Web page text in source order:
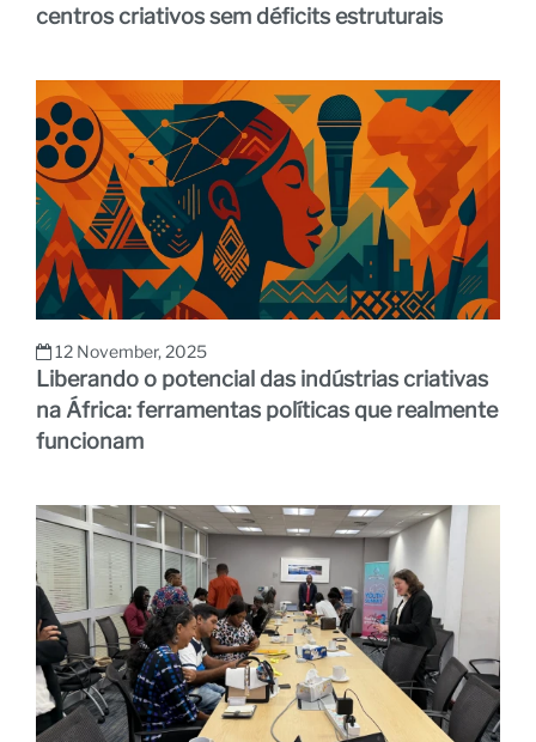
centros criativos sem déficits estruturais
12 November, 2025
Liberando o potencial das indústrias criativas
na África: ferramentas políticas que realmente
funcionam